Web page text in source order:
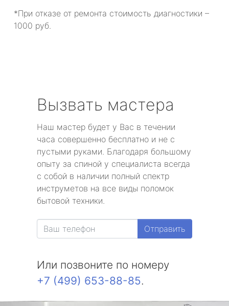
*При отказе от ремонта стоимость диагностики –
1000 руб.
Вызвать мастера
Наш мастер будет у Вас в течении
часа совершенно бесплатно и не с
пустыми руками. Благодаря большому
опыту за спиной у специалиста всегда
с собой в наличии полный спектр
инструметов на все виды поломок
бытовой техники.
Отправить
Или позвоните по номеру
+7 (499) 653-88-85.